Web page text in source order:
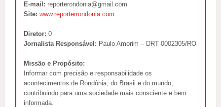
E-mail: reporterondonia@gmail.com
Site: www.reporterrondonia.com
Diretor: 0
Jornalista Responsável: Paulo Amorim – DRT 0002305/RO
Missão e Propósito:
Informar com precisão e responsabilidade os
acontecimentos de Rondônia, do Brasil e do mundo,
contribuindo para uma sociedade mais consciente e bem
informada.